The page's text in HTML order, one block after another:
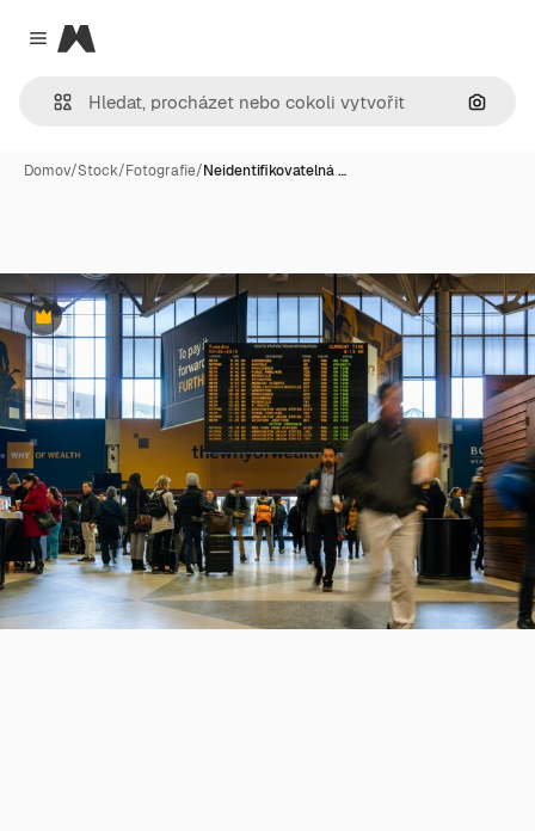
Close menu
Magnific
Hledat
Domov/Stock/Fotografie/Neidentifikovatelná …
Premium